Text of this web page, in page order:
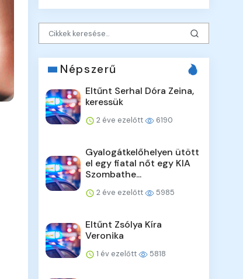
Népszerű
Eltűnt Serhal Dóra Zeina,
keressük
2 éve ezelőtt 6190
Gyalogátkelőhelyen ütött
el egy fiatal nőt egy KIA
Szombathe...
2 éve ezelőtt 5985
Eltűnt Zsólya Kíra
Veronika
1 év ezelőtt 5818